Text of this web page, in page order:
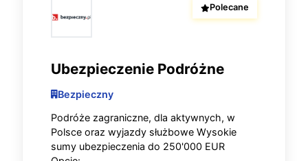
Polecane
Ubezpieczenie Podróżne
Bezpieczny
Podróże zagraniczne, dla aktywnych, w
Polsce oraz wyjazdy służbowe Wysokie
sumy ubezpieczenia do 250'000 EUR